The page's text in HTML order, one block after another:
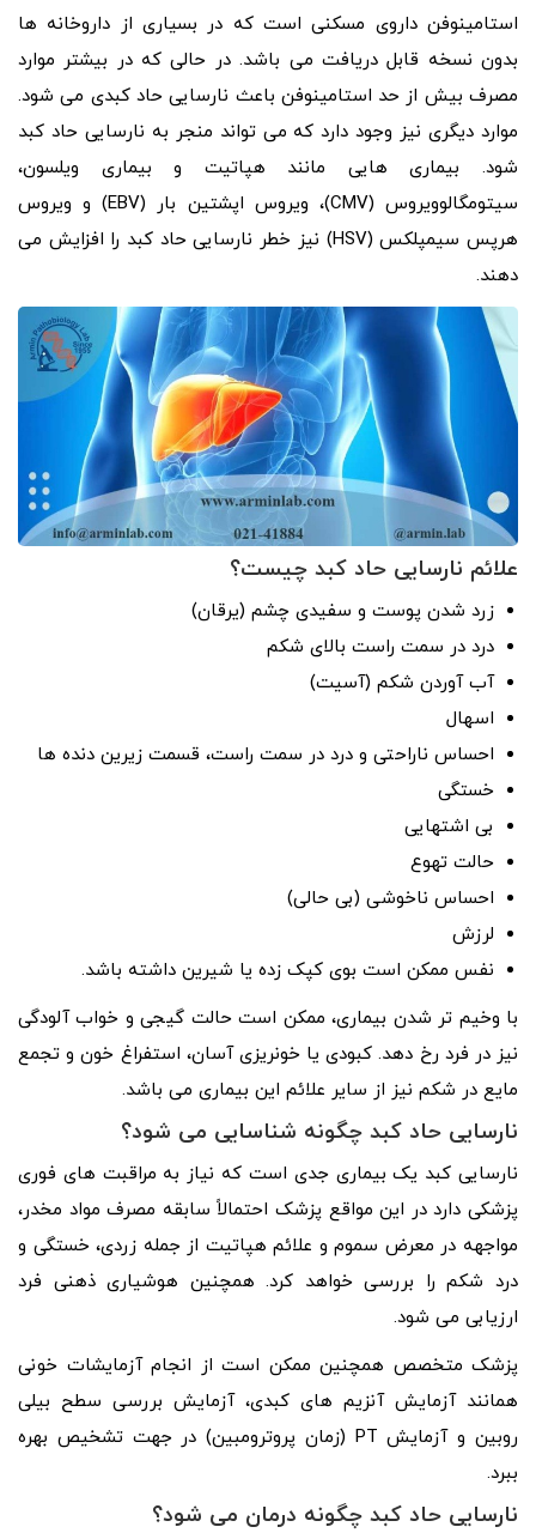
استامینوفن داروی مسکنی است که در بسیاری از داروخانه ها
بدون نسخه قابل دریافت می باشد. در حالی که در بیشتر موارد
مصرف بیش از حد استامینوفن باعث نارسایی حاد کبدی می شود.
موارد دیگری نیز وجود دارد که می تواند منجر به نارسایی حاد کبد
شود. بیماری هایی مانند هپاتیت و بیماری ویلسون،
سیتومگالوویروس (CMV)، ویروس اپشتین بار (EBV) و ویروس
هرپس سیمپلکس (HSV) نیز خطر نارسایی حاد کبد را افزایش می
دهند.
علائم نارسایی حاد کبد چیست؟
زرد شدن پوست و سفیدی چشم (یرقان)
درد در سمت راست بالای شکم
آب آوردن شکم (آسیت)
اسهال
احساس ناراحتی و درد در سمت راست، قسمت زیرین دنده ها
خستگی
بی اشتهایی
حالت تهوع
احساس ناخوشی (بی‌ حالی)
لرزش
نفس ممکن است بوی کپک زده یا شیرین داشته باشد.
با وخیم تر شدن بیماری، ممکن است حالت گیجی و خواب آلودگی
نیز در فرد رخ دهد. کبودی یا خونریزی آسان، استفراغ خون و تجمع
مایع در شکم نیز از سایر علائم این بیماری می باشد.
نارسایی حاد کبد چگونه شناسایی می شود؟
نارسایی کبد یک بیماری جدی است که نیاز به مراقبت های فوری
پزشکی دارد در این مواقع پزشک احتمالاً سابقه مصرف مواد مخدر،
مواجهه در معرض سموم و علائم هپاتیت از جمله زردی، خستگی و
درد شکم را بررسی خواهد کرد. همچنین هوشیاری ذهنی فرد
ارزیابی می شود.
پزشک متخصص همچنین ممکن است از انجام آزمایشات خونی
همانند آزمایش آنزیم های کبدی، آزمایش بررسی سطح بیلی
روبین و آزمایش PT (زمان پروترومبین) در جهت تشخیص بهره
ببرد.
نارسایی حاد کبد چگونه درمان می شود؟